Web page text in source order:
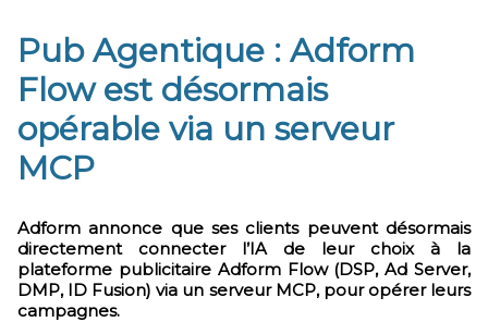
P​ub Agentique : Adform
Flow est désormais
opérable via un serveur
MCP
Adform annonce que ses clients peuvent désormais
directement connecter l’IA de leur choix à la
plateforme publicitaire Adform Flow (DSP, Ad Server,
DMP, ID Fusion) via un serveur MCP, pour opérer leurs
campagnes.